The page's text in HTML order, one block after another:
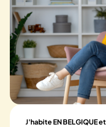
J'habite EN BELGIQUE